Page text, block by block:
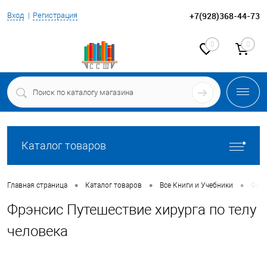
Вход Регистрация +7(928)368-44-73
0 0
Каталог товаров
Главная страница • Каталог товаров • Все Книги и Учебники •
Фрэнсис Путешествие хирурга по телу
человека